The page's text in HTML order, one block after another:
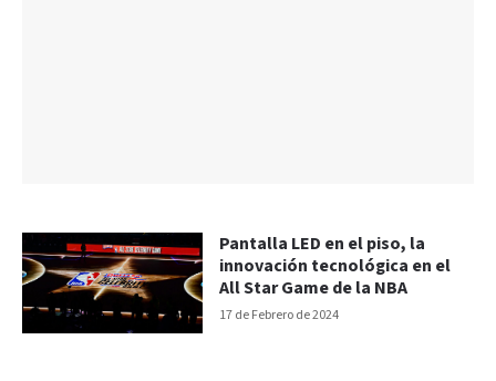
17 de Febrero de 2024
Pantalla LED en el piso, la
innovación tecnológica en el
All Star Game de la NBA